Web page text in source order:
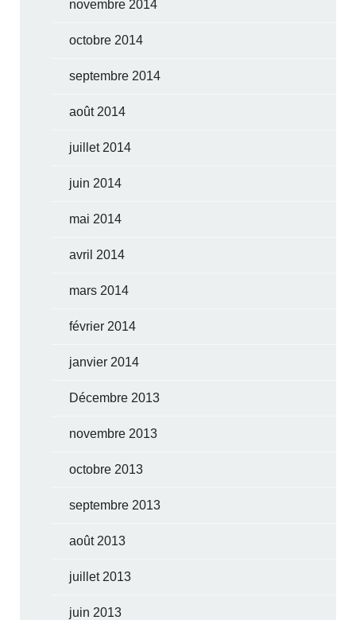
novembre 2014
octobre 2014
septembre 2014
août 2014
juillet 2014
juin 2014
mai 2014
avril 2014
mars 2014
février 2014
janvier 2014
Décembre 2013
novembre 2013
octobre 2013
septembre 2013
août 2013
juillet 2013
juin 2013